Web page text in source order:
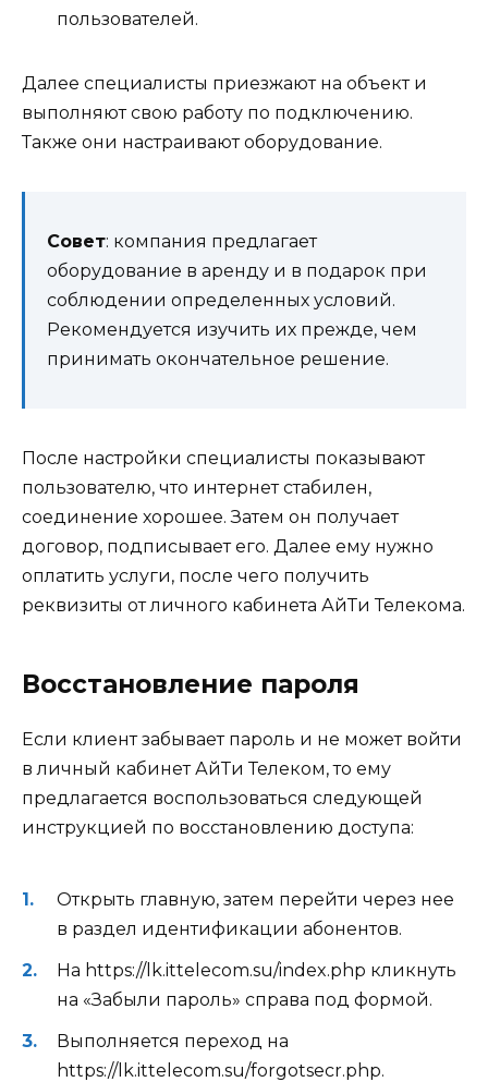
пользователей.
Далее специалисты приезжают на объект и
выполняют свою работу по подключению.
Также они настраивают оборудование.
Совет: компания предлагает
оборудование в аренду и в подарок при
соблюдении определенных условий.
Рекомендуется изучить их прежде, чем
принимать окончательное решение.
После настройки специалисты показывают
пользователю, что интернет стабилен,
соединение хорошее. Затем он получает
договор, подписывает его. Далее ему нужно
оплатить услуги, после чего получить
реквизиты от личного кабинета АйТи Телекома.
Восстановление пароля
Если клиент забывает пароль и не может войти
в личный кабинет АйТи Телеком, то ему
предлагается воспользоваться следующей
инструкцией по восстановлению доступа:
Открыть главную, затем перейти через нее
в раздел идентификации абонентов.
На https://lk.ittelecom.su/index.php кликнуть
на «Забыли пароль» справа под формой.
Выполняется переход на
https://lk.ittelecom.su/forgotsecr.php.